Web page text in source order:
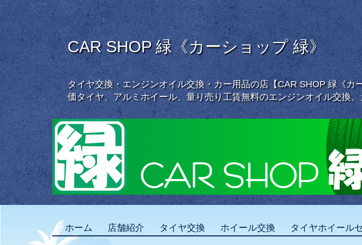
CAR SHOP 緑《カーショップ 緑》
タイヤ交換・エンジンオイル交換・カー用品の店【CAR SHOP 緑《
価タイヤ、アルミホイール、量り売り工賃無料のエンジンオイル交換
ホーム 店舗紹介 タイヤ交換 ホイール交換 タイヤホイール